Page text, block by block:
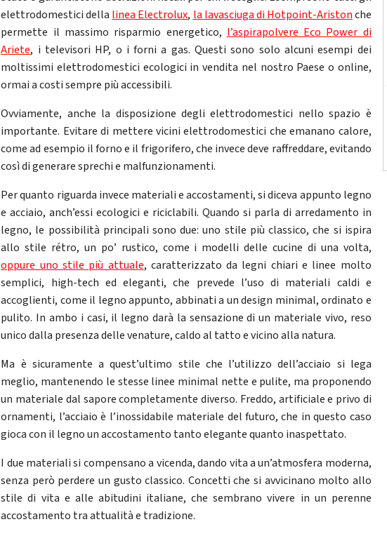
elettrodomestici della linea Electrolux, la lavasciuga di Hotpoint-Aristonche
permette il massimo risparmio energetico, l’aspirapolvere Eco Power di
Ariete, i televisori HP, o i forni a gas. Questi sono solo alcuni esempi dei
moltissimi elettrodomestici ecologici in vendita nel nostro Paese o online,
ormai a costi sempre più accessibili.
Ovviamente, anche la disposizione degli elettrodomestici nello spazio è
importante. Evitare di mettere vicini elettrodomestici che emanano calore,
come ad esempio il forno e il frigorifero, che invece deve raffreddare, evitando
così di generare sprechi e malfunzionamenti.
Per quanto riguarda invece materiali e accostamenti, si diceva appunto legno
e acciaio, anch’essi ecologici e riciclabili. Quando si parla di arredamento in
legno, le possibilità principali sono due: uno stile più classico, che si ispira
allo stile rétro, un po’ rustico, come i modelli delle cucine di una volta,
oppure uno stile più attuale, caratterizzato da legni chiari e linee molto
semplici, high-tech ed eleganti, che prevede l’uso di materiali caldi e
accoglienti, come il legno appunto, abbinati a un design minimal, ordinato e
pulito. In ambo i casi, il legno darà la sensazione di un materiale vivo, reso
unico dalla presenza delle venature, caldo al tatto e vicino alla natura.
Ma è sicuramente a quest’ultimo stile che l’utilizzo dell’acciaio si lega
meglio, mantenendo le stesse linee minimal nette e pulite, ma proponendo
un materiale dal sapore completamente diverso. Freddo, artificiale e privo di
ornamenti, l’acciaio è l’inossidabile materiale del futuro, che in questo caso
gioca con il legno un accostamento tanto elegante quanto inaspettato.
I due materiali si compensano a vicenda, dando vita a un’atmosfera moderna,
senza però perdere un gusto classico. Concetti che si avvicinano molto allo
stile di vita e alle abitudini italiane, che sembrano vivere in un perenne
accostamento tra attualità e tradizione.